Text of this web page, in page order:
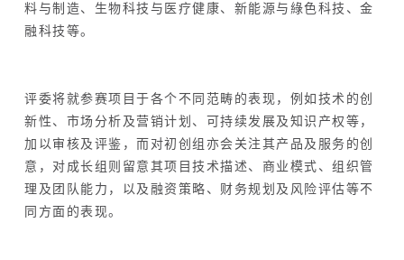
料与制造、生物科技与医疗健康、新能源与綠色科技、金
融科技等。
评委将就参赛项目于各个不同范畴的表现，例如技术的创
新性、市场分析及营销计划、可持续发展及知识产权等，
加以审核及评鉴，而对初创组亦会关注其产品及服务的创
意，对成长组则留意其项目技术描述、商业模式、组织管
理及团队能力，以及融资策略、财务规划及风险评估等不
同方面的表现。